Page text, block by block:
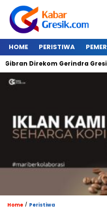
HOME PERISTIWA
Direkom Gerindra Gresik
Home / Peristiwa